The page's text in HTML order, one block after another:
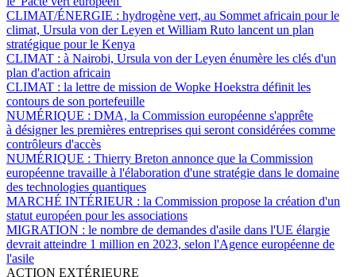
CLIMAT/ÉNERGIE : hydrogène vert, au Sommet africain pour le
climat, Ursula von der Leyen et William Ruto lancent un plan
stratégique pour le Kenya
CLIMAT : à Nairobi, Ursula von der Leyen énumère les clés d'un
plan d'action africain
CLIMAT : la lettre de mission de Wopke Hoekstra définit les
contours de son portefeuille
NUMÉRIQUE : DMA, la Commission européenne s'apprête
à désigner les premières entreprises qui seront considérées comme
contrôleurs d'accès
NUMÉRIQUE : Thierry Breton annonce que la Commission
européenne travaille à l'élaboration d'une stratégie dans le domaine
des technologies quantiques
MARCHÉ INTÉRIEUR : la Commission propose la création d'un
statut européen pour les associations
MIGRATION : le nombre de demandes d'asile dans l'UE élargie
devrait atteindre 1 million en 2023, selon l'Agence européenne de
l'asile
ACTION EXTÉRIEURE